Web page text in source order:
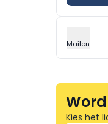
Mailen
Kies het